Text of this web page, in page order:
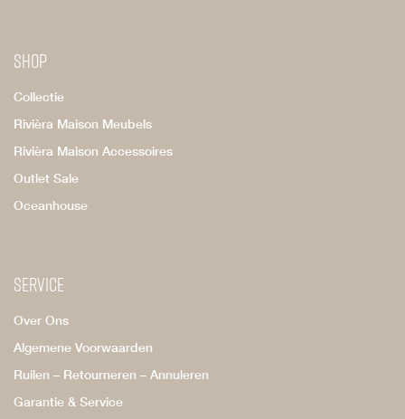
Shop
Collectie
Rivièra Maison Meubels
Rivièra Maison Accessoires
Outlet Sale
Oceanhouse
Service
Over Ons
Algemene Voorwaarden
Ruilen – Retourneren – Annuleren
Garantie & Service